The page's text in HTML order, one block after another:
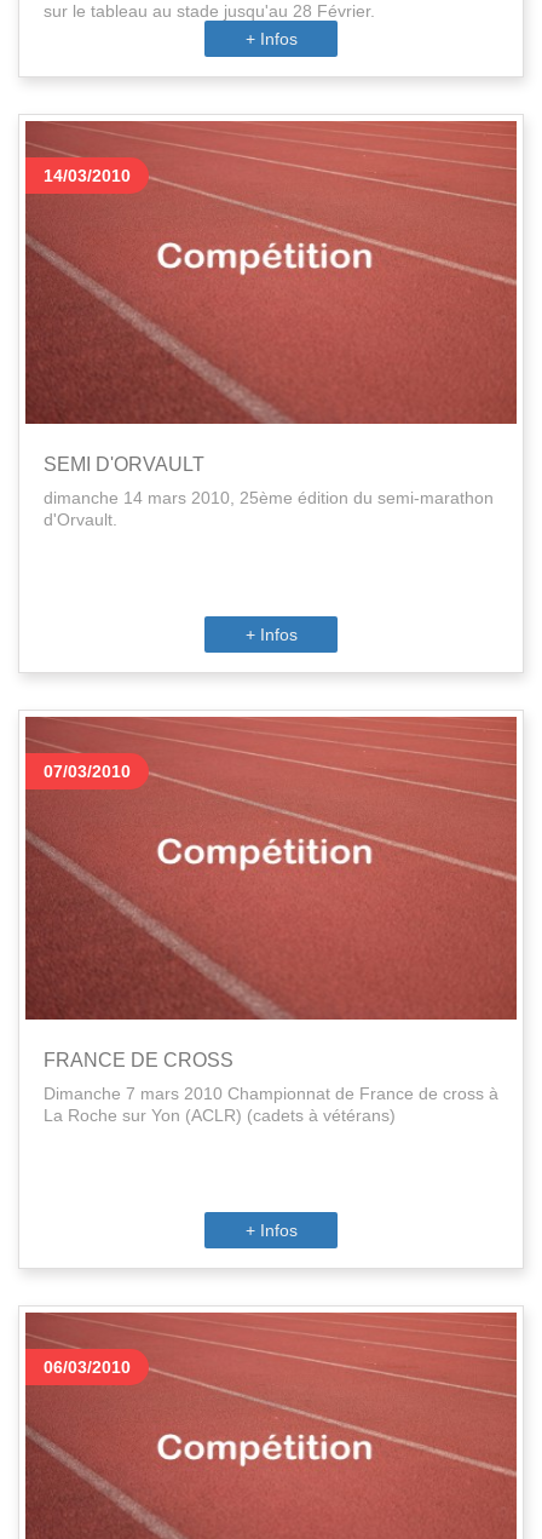
sur le tableau au stade jusqu'au 28 Février.
+ Infos
SEMI D'ORVAULT
dimanche 14 mars 2010, 25ème édition du semi-marathon
d'Orvault.
+ Infos
14/03/2010
FRANCE DE CROSS
Dimanche 7 mars 2010 Championnat de France de cross à
La Roche sur Yon (ACLR) (cadets à vétérans)
+ Infos
07/03/2010
06/03/2010